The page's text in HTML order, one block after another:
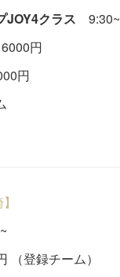
JOY4クラス 9:30~
円
円
（登録チーム）